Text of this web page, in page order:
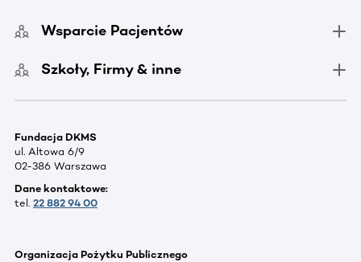
Wsparcie Pacjentów
Szkoły, Firmy & inne
Fundacja DKMS
ul. Altowa 6/9
02-386 Warszawa
Dane kontaktowe:
tel. 22 882 94 00
Organizacja Pożytku Publicznego